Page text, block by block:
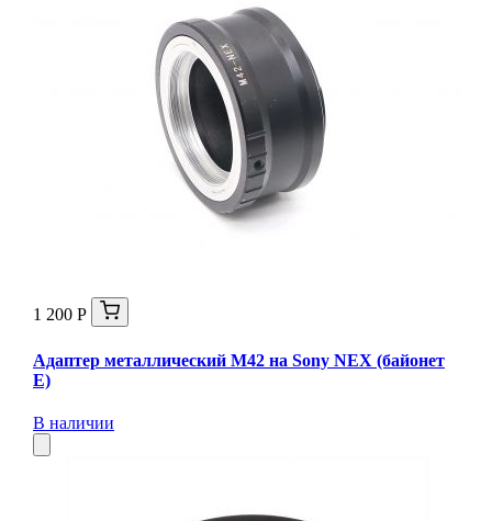
1 200 Р
Адаптер металлический M42 на Sony NEX (байонет
E)
В наличии